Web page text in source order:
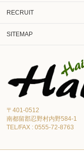
RECRUIT
SITEMAP
〒401-0512
南都留郡忍野村内野584-1
TEL/FAX : 0555-72-8763